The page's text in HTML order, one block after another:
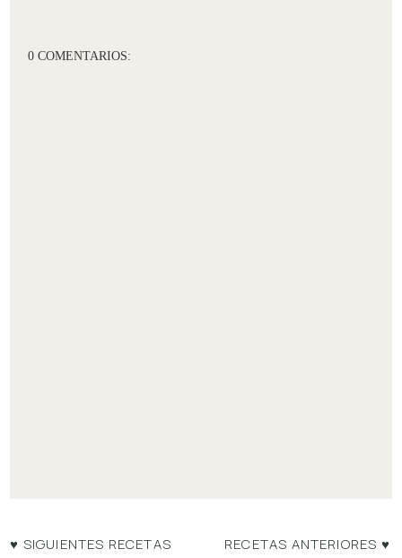
0 COMENTARIOS:
♥ SIGUIENTES RECETAS RECETAS ANTERIORES ♥